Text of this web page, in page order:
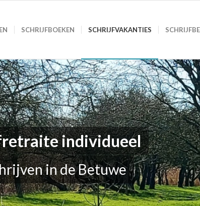
SCHRIJFBOEKEN SCHRIJFVAKANTIES
individueel
in de Betuwe